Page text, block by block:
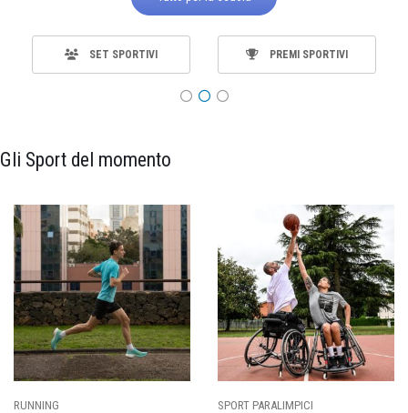
SET SPORTIVI PREMI SPORTIVI
Gli Sport del momento
RUNNING SPORT PARALIMPICI